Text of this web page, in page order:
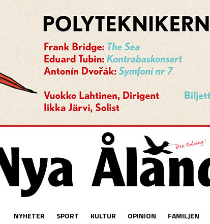
NYHETER SPORT KULTUR OPINION FAMILJEN